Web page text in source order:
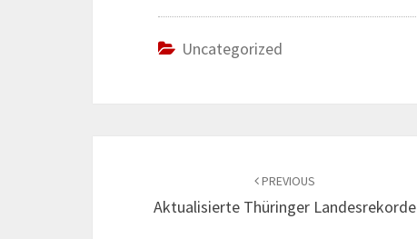
Uncategorized
PREVIOUS
Aktualisierte Thüringer Landesrekorde